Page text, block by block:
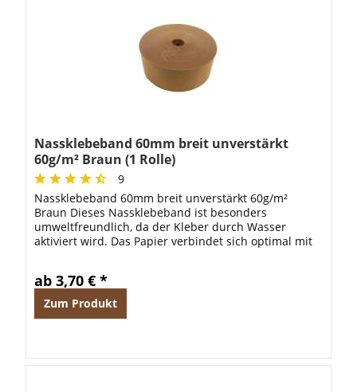
Nassklebeband 60mm breit unverstärkt
60g/m² Braun (1 Rolle)
9
Nassklebeband 60mm breit unverstärkt 60g/m²
Braun Dieses Nassklebeband ist besonders
umweltfreundlich, da der Kleber durch Wasser
aktiviert wird. Das Papier verbindet sich optimal mit
ab 3,70 € *
Zum Produkt